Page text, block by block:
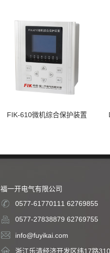
FIK-610微机综合保护装置
福一开电气有限公司
0577-61770111 62769855
0577-27838879 62769755
info@fuyikai.com
浙江乐清经济开发区纬17路